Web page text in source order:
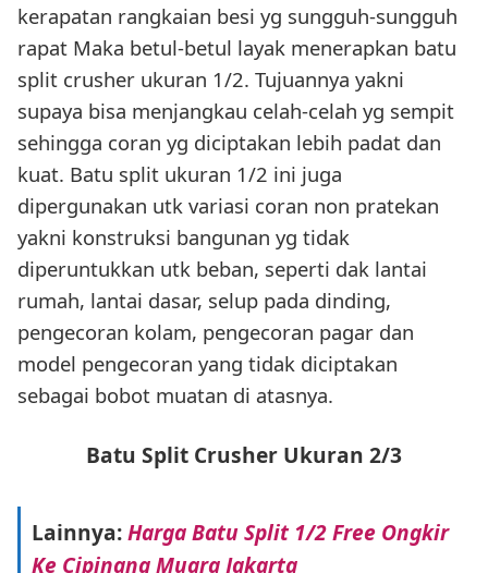
kerapatan rangkaian besi yg sungguh-sungguh
rapat Maka betul-betul layak menerapkan batu
split crusher ukuran 1/2. Tujuannya yakni
supaya bisa menjangkau celah-celah yg sempit
sehingga coran yg diciptakan lebih padat dan
kuat. Batu split ukuran 1/2 ini juga
dipergunakan utk variasi coran non pratekan
yakni konstruksi bangunan yg tidak
diperuntukkan utk beban, seperti dak lantai
rumah, lantai dasar, selup pada dinding,
pengecoran kolam, pengecoran pagar dan
model pengecoran yang tidak diciptakan
sebagai bobot muatan di atasnya.
Batu Split Crusher Ukuran 2/3
Lainnya:Harga Batu Split 1/2 Free Ongkir
Ke Cipinang Muara Jakarta